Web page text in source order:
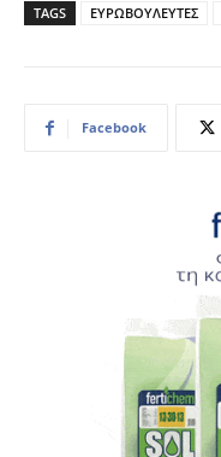
TAGS ΕΥΡΩΒΟΥΛΕΥΤΕΣ
Facebook